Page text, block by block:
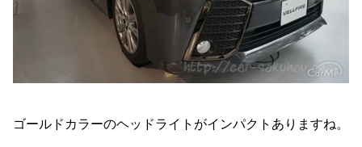
ゴールドカラーのヘッドライトがインパクトありますね。